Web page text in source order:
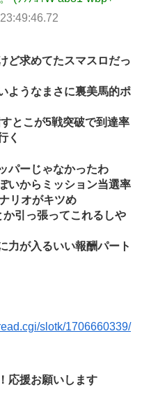
ど求めてたスマスロだっ
ようなまさに裏美馬的ポ
とこが5戦突破で到達率
く
パーじゃなかったわ
いからミッション当選率
リオがキツめ
引っ張ってこれるしや
力が入るいい報酬パート
slotk/1706660339/
応援お願いします